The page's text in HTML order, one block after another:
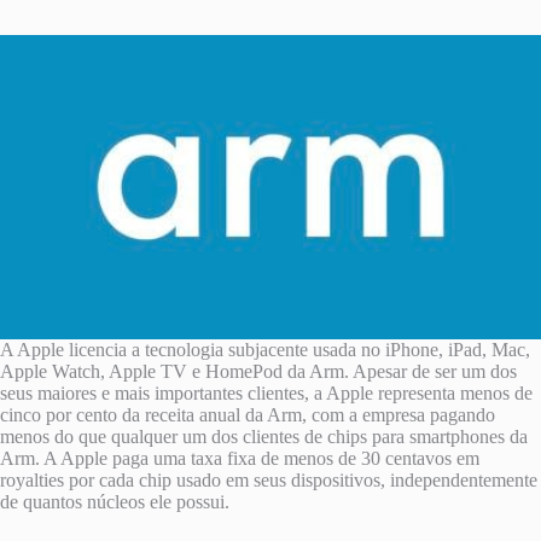
A Apple licencia a tecnologia subjacente usada no iPhone, iPad, Mac,
Apple Watch, Apple TV e HomePod da Arm. Apesar de ser um dos
seus maiores e mais importantes clientes, a Apple representa menos de
cinco por cento da receita anual da Arm, com a empresa pagando
menos do que qualquer um dos clientes de chips para smartphones da
Arm. A Apple paga uma taxa fixa de menos de 30 centavos em
royalties por cada chip usado em seus dispositivos, independentemente
de quantos núcleos ele possui.